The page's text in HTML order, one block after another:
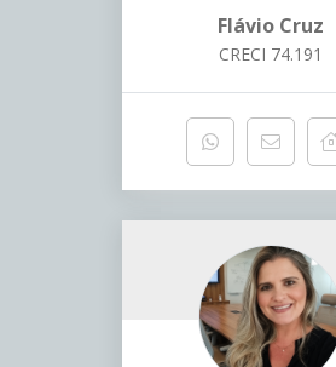
Flávio Cruz
CRECI 74.191